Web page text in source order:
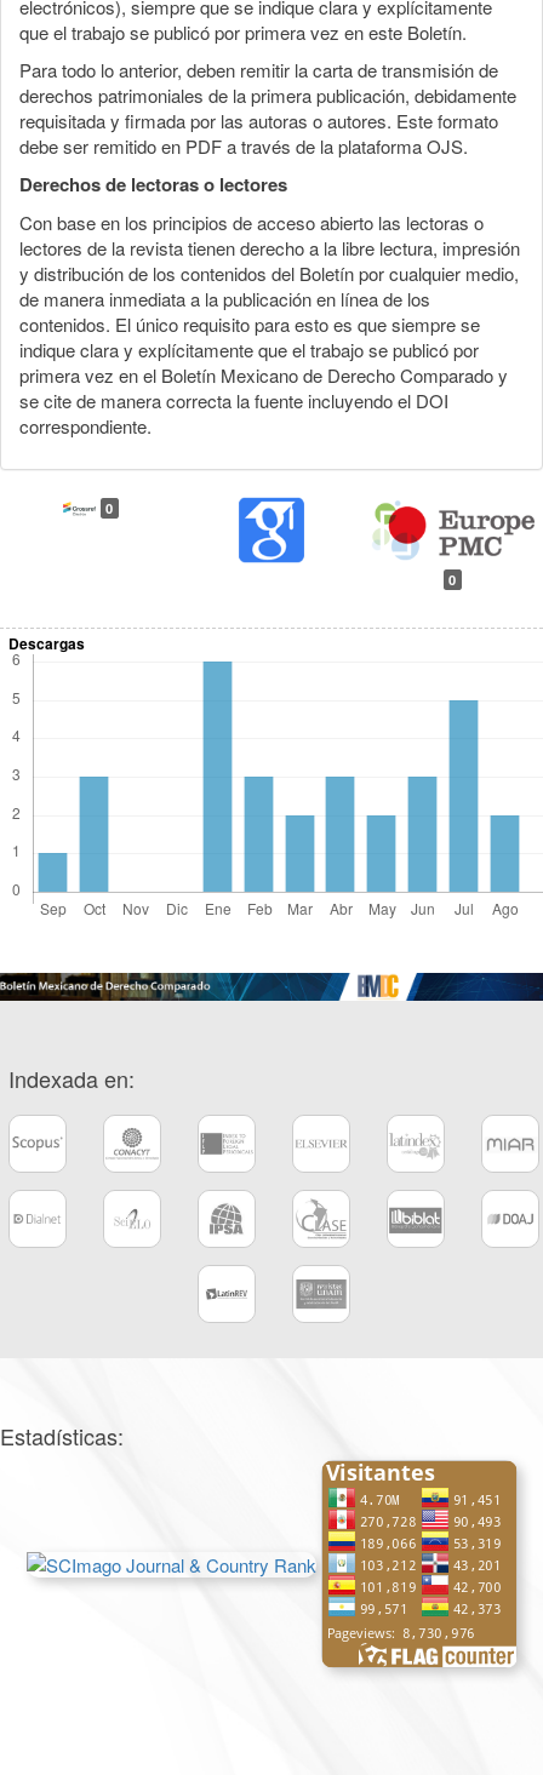
electrónicos), siempre que se indique clara y explícitamente
que el trabajo se publicó por primera vez en este Boletín.
Para todo lo anterior, deben remitir la carta de transmisión de
derechos patrimoniales de la primera publicación, debidamente
requisitada y firmada por las autoras o autores. Este formato
debe ser remitido en PDF a través de la plataforma OJS.
Derechos de lectoras o lectores
Con base en los principios de acceso abierto las lectoras o
lectores de la revista tienen derecho a la libre lectura, impresión
y distribución de los contenidos del Boletín por cualquier medio,
de manera inmediata a la publicación en línea de los
contenidos. El único requisito para esto es que siempre se
indique clara y explícitamente que el trabajo se publicó por
primera vez en el Boletín Mexicano de Derecho Comparado y
se cite de manera correcta la fuente incluyendo el DOI
correspondiente.
0
0
Descargas
Indexada en:
Estadísticas: